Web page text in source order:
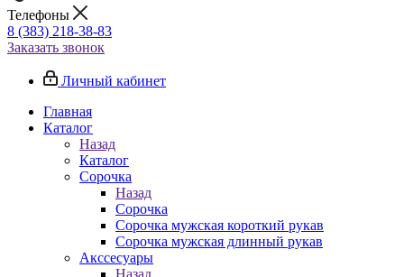
Телефоны
8 (383) 218-38-83
Заказать звонок
Личный кабинет
Главная
Каталог
Назад
Каталог
Сорочка
Назад
Сорочка
Сорочка мужская короткий рукав
Сорочка мужская длинный рукав
Акссесуары
Назад